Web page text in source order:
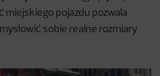
miejskiego pojazdu pozwala
sobie realne rozmiary